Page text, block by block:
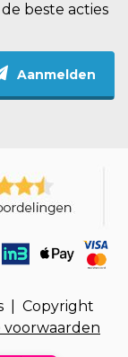
beste acties
Aanmelden
| Copyright